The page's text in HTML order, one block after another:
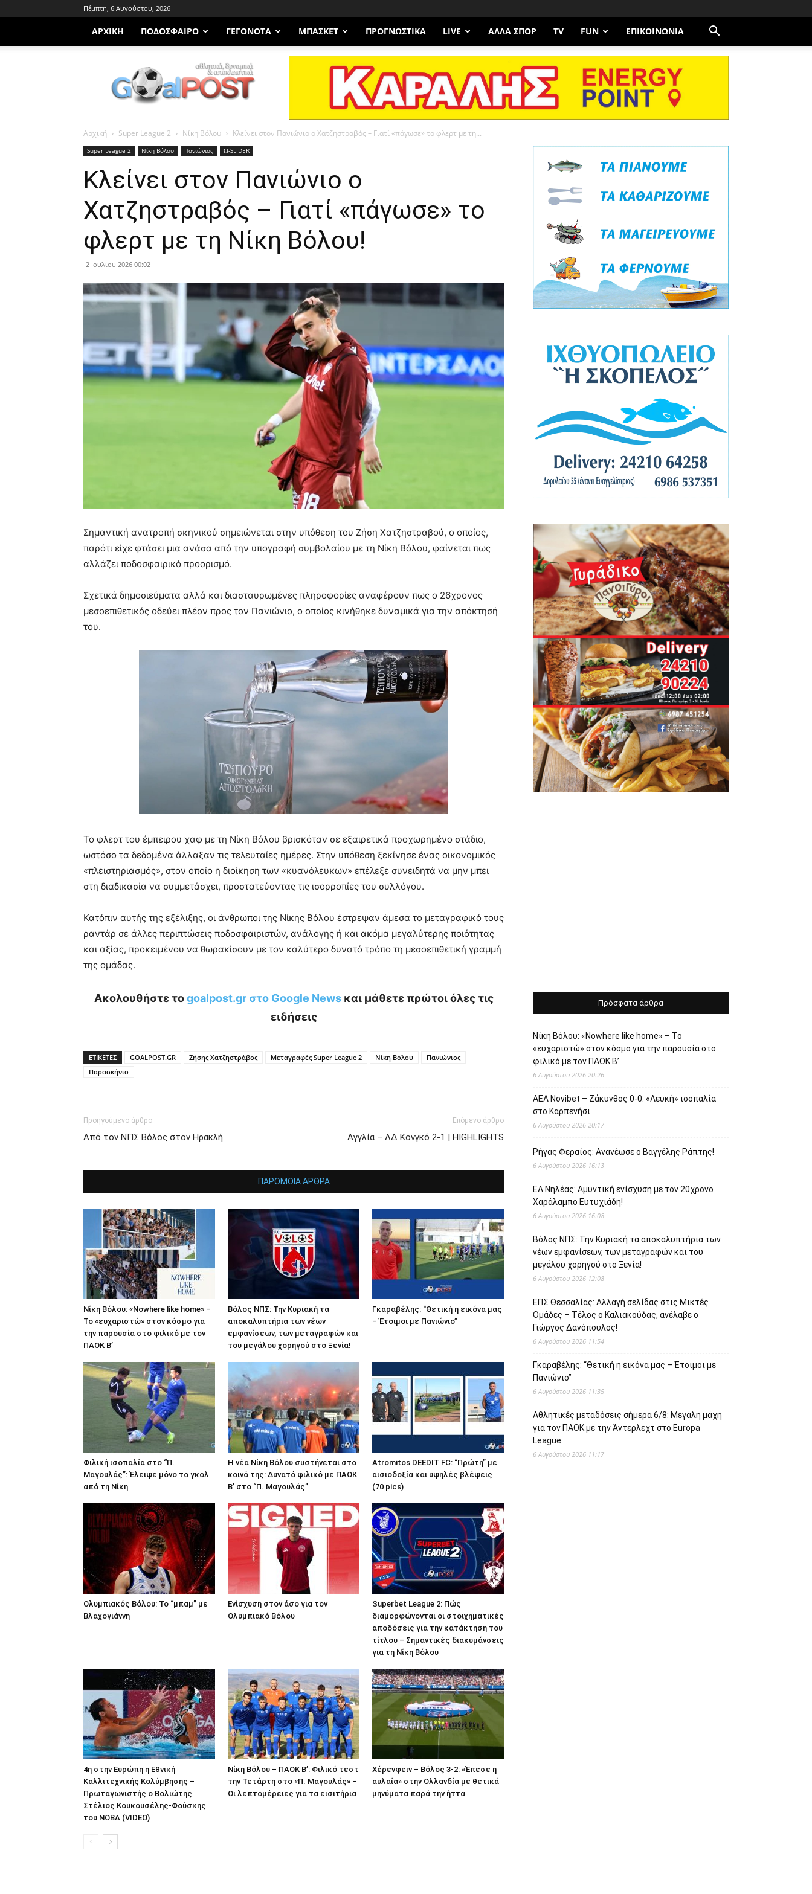
Πέμπτη, 6 Αυγούστου, 2026
ΑΡΧΙΚΗ ΠΟΔΌΣΦΑΙΡΟ ΓΕΓΟΝΌΤΑ ΜΠΆΣΚΕΤ ΠΡΟΓΝΩΣΤΙΚΑ LIVE ΆΛΛΑ ΣΠΟΡ TV FUN ΕΠΙΚΟΙΝΩΝΊΑ
Goalpost.gr
Αρχική Super League 2 Νίκη Βόλου Κλείνει στον Πανιώνιο ο Χατζηστραβός – Γιατί «πάγωσε» το φλερτ με τη...
Super League 2 Νίκη Βόλου Πανιώνιος Ω-SLIDER
Κλείνει στον Πανιώνιο ο
Χατζηστραβός – Γιατί «πάγωσε» το
φλερτ με τη Νίκη Βόλου!
2 Ιουλίου 2026 00:02
Σημαντική ανατροπή σκηνικού σημειώνεται στην υπόθεση του Ζήση Χατζηστραβού, ο οποίος,
παρότι είχε φτάσει μια ανάσα από την υπογραφή συμβολαίου με τη Νίκη Βόλου, φαίνεται πως
αλλάζει ποδοσφαιρικό προορισμό.
Σχετικά δημοσιεύματα αλλά και διασταυρωμένες πληροφορίες αναφέρουν πως ο 26χρονος
μεσοεπιθετικός οδεύει πλέον προς τον Πανιώνιο, ο οποίος κινήθηκε δυναμικά για την απόκτησή
του.
Το φλερτ του έμπειρου χαφ με τη Νίκη Βόλου βρισκόταν σε εξαιρετικά προχωρημένο στάδιο,
ωστόσο τα δεδομένα άλλαξαν τις τελευταίες ημέρες. Στην υπόθεση ξεκίνησε ένας οικονομικός
«πλειστηριασμός», στον οποίο η διοίκηση των «κυανόλευκων» επέλεξε συνειδητά να μην μπει
στη διαδικασία να συμμετάσχει, προστατεύοντας τις ισορροπίες του συλλόγου.
Κατόπιν αυτής της εξέλιξης, οι άνθρωποι της Νίκης Βόλου έστρεψαν άμεσα το μεταγραφικό τους
ραντάρ σε άλλες περιπτώσεις ποδοσφαιριστών, ανάλογης ή και ακόμα μεγαλύτερης ποιότητας
και αξίας, προκειμένου να θωρακίσουν με τον καλύτερο δυνατό τρόπο τη μεσοεπιθετική γραμμή
της ομάδας.
Ακολουθήστε τοgoalpost.gr στο Google Newsκαι μάθετε πρώτοι όλες τις
ειδήσεις
ΕΤΙΚΕΤΕΣ GOALPOST.GR Ζήσης Χατζηστράβος Μεταγραφές Super League 2 Νίκη Βόλου
Πανιώνιος
Παρασκήνιο
Προηγούμενο άρθρο
Από τον ΝΠΣ Βόλος στον Ηρακλή
Επόμενο άρθρο
Αγγλία – ΛΔ Κονγκό 2-1 | HIGHLIGHTS
ΠΑΡΟΜΟΙΑ ΑΡΘΡΑ
Νίκη Βόλου: «Nowhere like home» –
Το «ευχαριστώ» στον κόσμο για
την παρουσία στο φιλικό με τον
ΠΑΟΚ Β’
Βόλος ΝΠΣ: Την Κυριακή τα
αποκαλυπτήρια των νέων
εμφανίσεων, των μεταγραφών και
του μεγάλου χορηγού στο Ξενία!
Γκαραβέλης: “Θετική η εικόνα μας
– Έτοιμοι με Πανιώνιο”
Φιλική ισοπαλία στο “Π.
Μαγουλάς”: Έλειψε μόνο το γκολ
από τη Νίκη
Η νέα Νίκη Βόλου συστήνεται στο
κοινό της: Δυνατό φιλικό με ΠΑΟΚ
Β’ στο “Π. Μαγουλάς”
Atromitos DEEDIT FC: “Πρώτη” με
αισιοδοξία και υψηλές βλέψεις
(70 pics)
Ολυμπιακός Βόλου: Το “μπαμ” με
Βλαχογιάννη
Ενίσχυση στον άσο για τον
Ολυμπιακό Βόλου
Superbet League 2: Πώς
διαμορφώνονται οι στοιχηματικές
αποδόσεις για την κατάκτηση του
τίτλου – Σημαντικές διακυμάνσεις
για τη Νίκη Βόλου
4η στην Ευρώπη η Εθνική
Καλλιτεχνικής Κολύμβησης –
Πρωταγωνιστής ο Βολιώτης
Στέλιος Κουκουσέλης-Φούσκης
του ΝΟΒΑ (VIDEO)
Νίκη Βόλου – ΠΑΟΚ Β’: Φιλικό τεστ
την Τετάρτη στο «Π. Μαγουλάς» –
Οι λεπτομέρειες για τα εισιτήρια
Χέρενφειν – Βόλος 3-2: «Έπεσε η
αυλαία» στην Ολλανδία με θετικά
μηνύματα παρά την ήττα
Πρόσφατα άρθρα
Νίκη Βόλου: «Nowhere like home» – Το
«ευχαριστώ» στον κόσμο για την παρουσία στο
φιλικό με τον ΠΑΟΚ Β’
6 Αυγούστου 2026 20:26
ΑΕΛ Novibet – Ζάκυνθος 0-0: «Λευκή» ισοπαλία
στο Καρπενήσι
6 Αυγούστου 2026 20:17
Ρήγας Φεραίος: Ανανέωσε ο Βαγγέλης Ράπτης!
6 Αυγούστου 2026 16:13
ΕΛ Νηλέας: Αμυντική ενίσχυση με τον 20χρονο
Χαράλαμπο Ευτυχιάδη!
6 Αυγούστου 2026 16:08
Βόλος ΝΠΣ: Την Κυριακή τα αποκαλυπτήρια των
νέων εμφανίσεων, των μεταγραφών και του
μεγάλου χορηγού στο Ξενία!
6 Αυγούστου 2026 12:08
ΕΠΣ Θεσσαλίας: Αλλαγή σελίδας στις Μικτές
Ομάδες – Τέλος ο Καλιακούδας, ανέλαβε ο
Γιώργος Δανόπουλος!
6 Αυγούστου 2026 11:54
Γκαραβέλης: “Θετική η εικόνα μας – Έτοιμοι με
Πανιώνιο”
6 Αυγούστου 2026 11:35
Αθλητικές μεταδόσεις σήμερα 6/8: Μεγάλη μάχη
για τον ΠΑΟΚ με την Άντερλεχτ στο Europa
League
6 Αυγούστου 2026 11:17